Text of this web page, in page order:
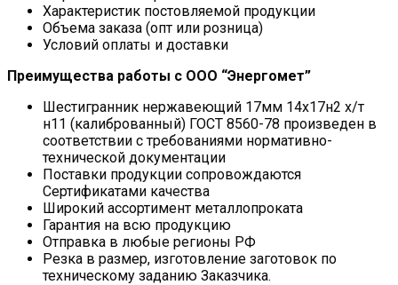
Характеристик постовляемой продукции
Объема заказа (опт или розница)
Условий оплаты и доставки
Преимущества работы с ООО “Энергомет”
Шестигранник нержавеющий 17мм 14х17н2 х/т
н11 (калиброванный) ГОСТ 8560-78 произведен в
соответствии с требованиями нормативно-
технической документации
Поставки продукции сопровождаются
Сертификатами качества
Широкий ассортимент металлопроката
Гарантия на всю продукцию
Отправка в любые регионы РФ
Резка в размер, изготовление заготовок по
техническому заданию Заказчика.